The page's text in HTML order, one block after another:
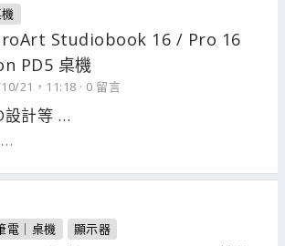
Studiobook 16 / Pro 16
PD5 桌機
21，11:18 0 留言
設計等 …
電｜桌機 顯示器